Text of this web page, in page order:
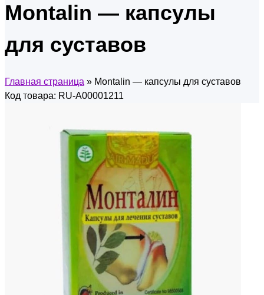
Montalin — капсулы
для суставов
Главная страница » Montalin — капсулы для суставов
Код товара: RU-A00001211